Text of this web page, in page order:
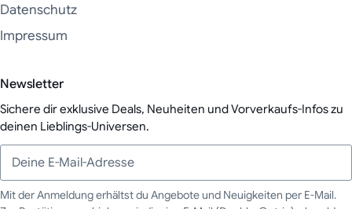
Datenschutz
Impressum
Newsletter
Sichere dir exklusive Deals, Neuheiten und Vorverkaufs-Infos zu
deinen Lieblings-Universen.
Mit der Anmeldung erhältst du Angebote und Neuigkeiten per E-Mail.